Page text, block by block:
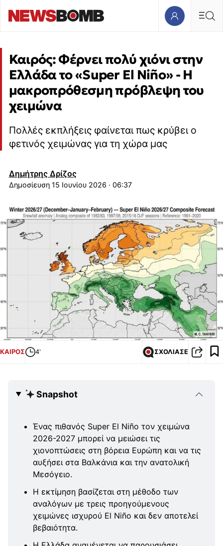
Καιρός: Φέρνει πολύ χιόνι στην
Ελλάδα το «Super El Niño» - Η
μακροπρόθεσμη πρόβλεψη του
χειμώνα
Πολλές εκπλήξεις φαίνεται πως κρύβει ο
φετινός χειμώνας για τη χώρα μας
Δημήτρης Δρίζος
15 Ιουνίου 2026 · 06:37
ΚΑΙΡΟΣ 4' ΣΧΟΛΙΑΣΕ
Snapshot
Ένας πιθανός Super El Niño τον χειμώνα
2026-2027 μπορεί να μειώσει τις
χιονοπτώσεις στη βόρεια Ευρώπη και να τις
αυξήσει στα Βαλκάνια και την ανατολική
Μεσόγειο.
Η εκτίμηση βασίζεται στη μέθοδο των
αναλόγων με τρεις προηγούμενους
χειμώνες ισχυρού El Niño και δεν αποτελεί
βεβαιότητα.